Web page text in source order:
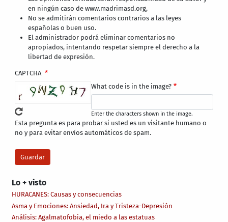
Lo + visto
HURACANES: Causas y consecuencias
Asma y Emociones: Ansiedad, Ira y Tristeza-Depresión
Análisis: Agalmatofobia, el miedo a las estatuas
en ningún caso de www.madrimasd.org,
No se admitirán comentarios contrarios a las leyes
españolas o buen uso.
El administrador podrá eliminar comentarios no
apropiados, intentando respetar siempre el derecho a la
libertad de expresión.
CAPTCHA
What code is in the image?
Enter the characters shown in the image.
Esta pregunta es para probar si usted es un visitante humano o
no y para evitar envíos automáticos de spam.